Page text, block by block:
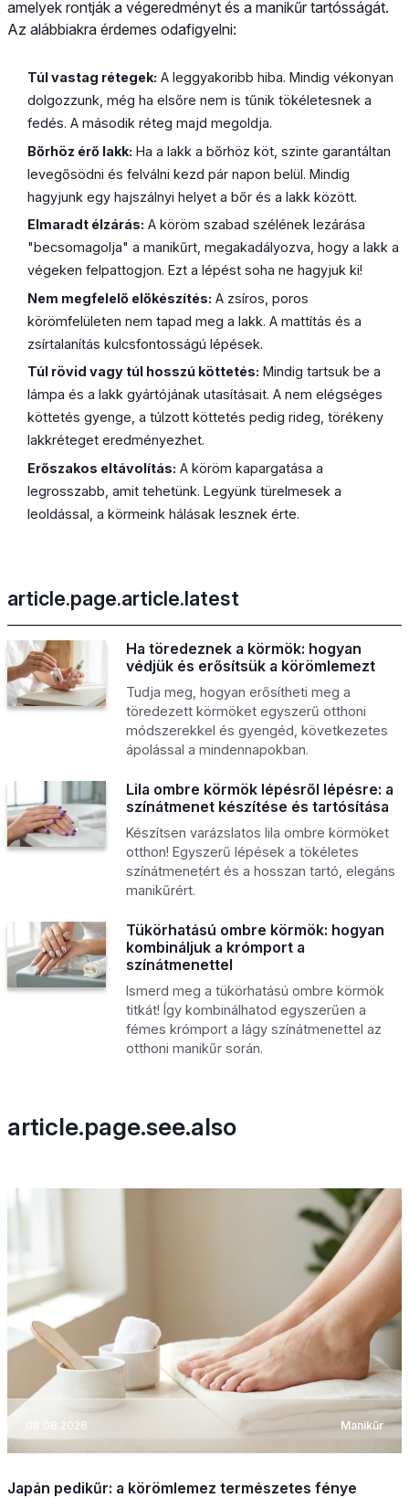
amelyek rontják a végeredményt és a manikűr tartósságát.
Az alábbiakra érdemes odafigyelni:
Túl vastag rétegek: A leggyakoribb hiba. Mindig vékonyan
dolgozzunk, még ha elsőre nem is tűnik tökéletesnek a
fedés. A második réteg majd megoldja.
Bőrhöz érő lakk: Ha a lakk a bőrhöz köt, szinte garantáltan
levegősödni és felválni kezd pár napon belül. Mindig
hagyjunk egy hajszálnyi helyet a bőr és a lakk között.
Elmaradt élzárás: A köröm szabad szélének lezárása
"becsomagolja" a manikűrt, megakadályozva, hogy a lakk a
végeken felpattogjon. Ezt a lépést soha ne hagyjuk ki!
Nem megfelelő előkészítés: A zsíros, poros
körömfelületen nem tapad meg a lakk. A mattítás és a
zsírtalanítás kulcsfontosságú lépések.
Túl rövid vagy túl hosszú köttetés: Mindig tartsuk be a
lámpa és a lakk gyártójának utasításait. A nem elégséges
köttetés gyenge, a túlzott köttetés pedig rideg, törékeny
lakkréteget eredményezhet.
Erőszakos eltávolítás: A köröm kapargatása a
legrosszabb, amit tehetünk. Legyünk türelmesek a
leoldással, a körmeink hálásak lesznek érte.
article.page.article.latest
Ha töredeznek a körmök: hogyan
védjük és erősítsük a körömlemezt
Tudja meg, hogyan erősítheti meg a
töredezett körmöket egyszerű otthoni
módszerekkel és gyengéd, következetes
ápolással a mindennapokban.
Lila ombre körmök lépésről lépésre: a
színátmenet készítése és tartósítása
Készítsen varázslatos lila ombre körmöket
otthon! Egyszerű lépések a tökéletes
színátmenetért és a hosszan tartó, elegáns
manikűrért.
Tükörhatású ombre körmök: hogyan
kombináljuk a krómport a
színátmenettel
Ismerd meg a tükörhatású ombre körmök
titkát! Így kombinálhatod egyszerűen a
fémes krómport a lágy színátmenettel az
otthoni manikűr során.
article.page.see.also
08.08.2026 Manikűr
Japán pedikűr: a körömlemez természetes fénye